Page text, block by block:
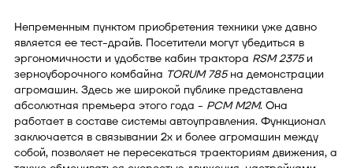
Непременным пунктом приобретения техники уже давно
является ее тест-драйв. Посетители могут убедиться в
эргономичности и удобстве кабин трактора RSM 2375и
зерноуборочного комбайна TORUM 785на демонстрации
агромашин. Здесь же широкой публике представлена
абсолютная премьера этого года - РСМ М2М. Она
работает в составе системы автоуправления. Функционал
заключается в связывании 2х и более агромашин между
собой, позволяет не пересекаться траекториям движения, а